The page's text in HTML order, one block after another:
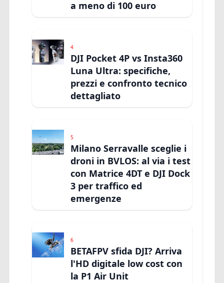
a meno di 100 euro
4
DJI Pocket 4P vs Insta360
Luna Ultra: specifiche,
prezzi e confronto tecnico
dettagliato
5
Milano Serravalle sceglie i
droni in BVLOS: al via i test
con Matrice 4DT e DJI Dock
3 per traffico ed
emergenze
6
BETAFPV sfida DJI? Arriva
l'HD digitale low cost con
la P1 Air Unit